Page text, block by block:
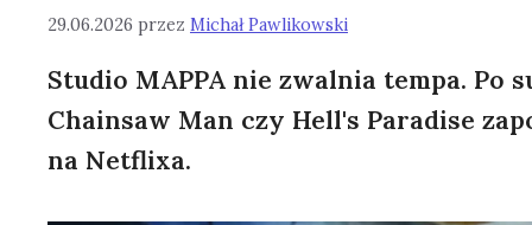
29.06.2026 przez Michał Pawlikowski
Studio MAPPA nie zwalnia tempa. Po
Chainsaw Man czy Hell's Paradise
na Netflixa.